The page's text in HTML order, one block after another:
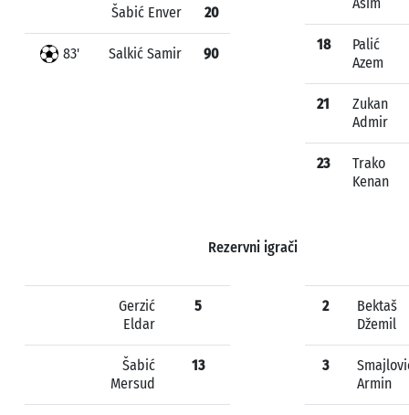
Šabić Enver 20
83' Salkić Samir 90
18
Palić
Azem
21
Zukan
Admir
23
Trako
Kenan
Rezervni igrači
Gerzić
Eldar
5
Šabić
Mersud
13
2
Bektaš
Džemil
3
Armin